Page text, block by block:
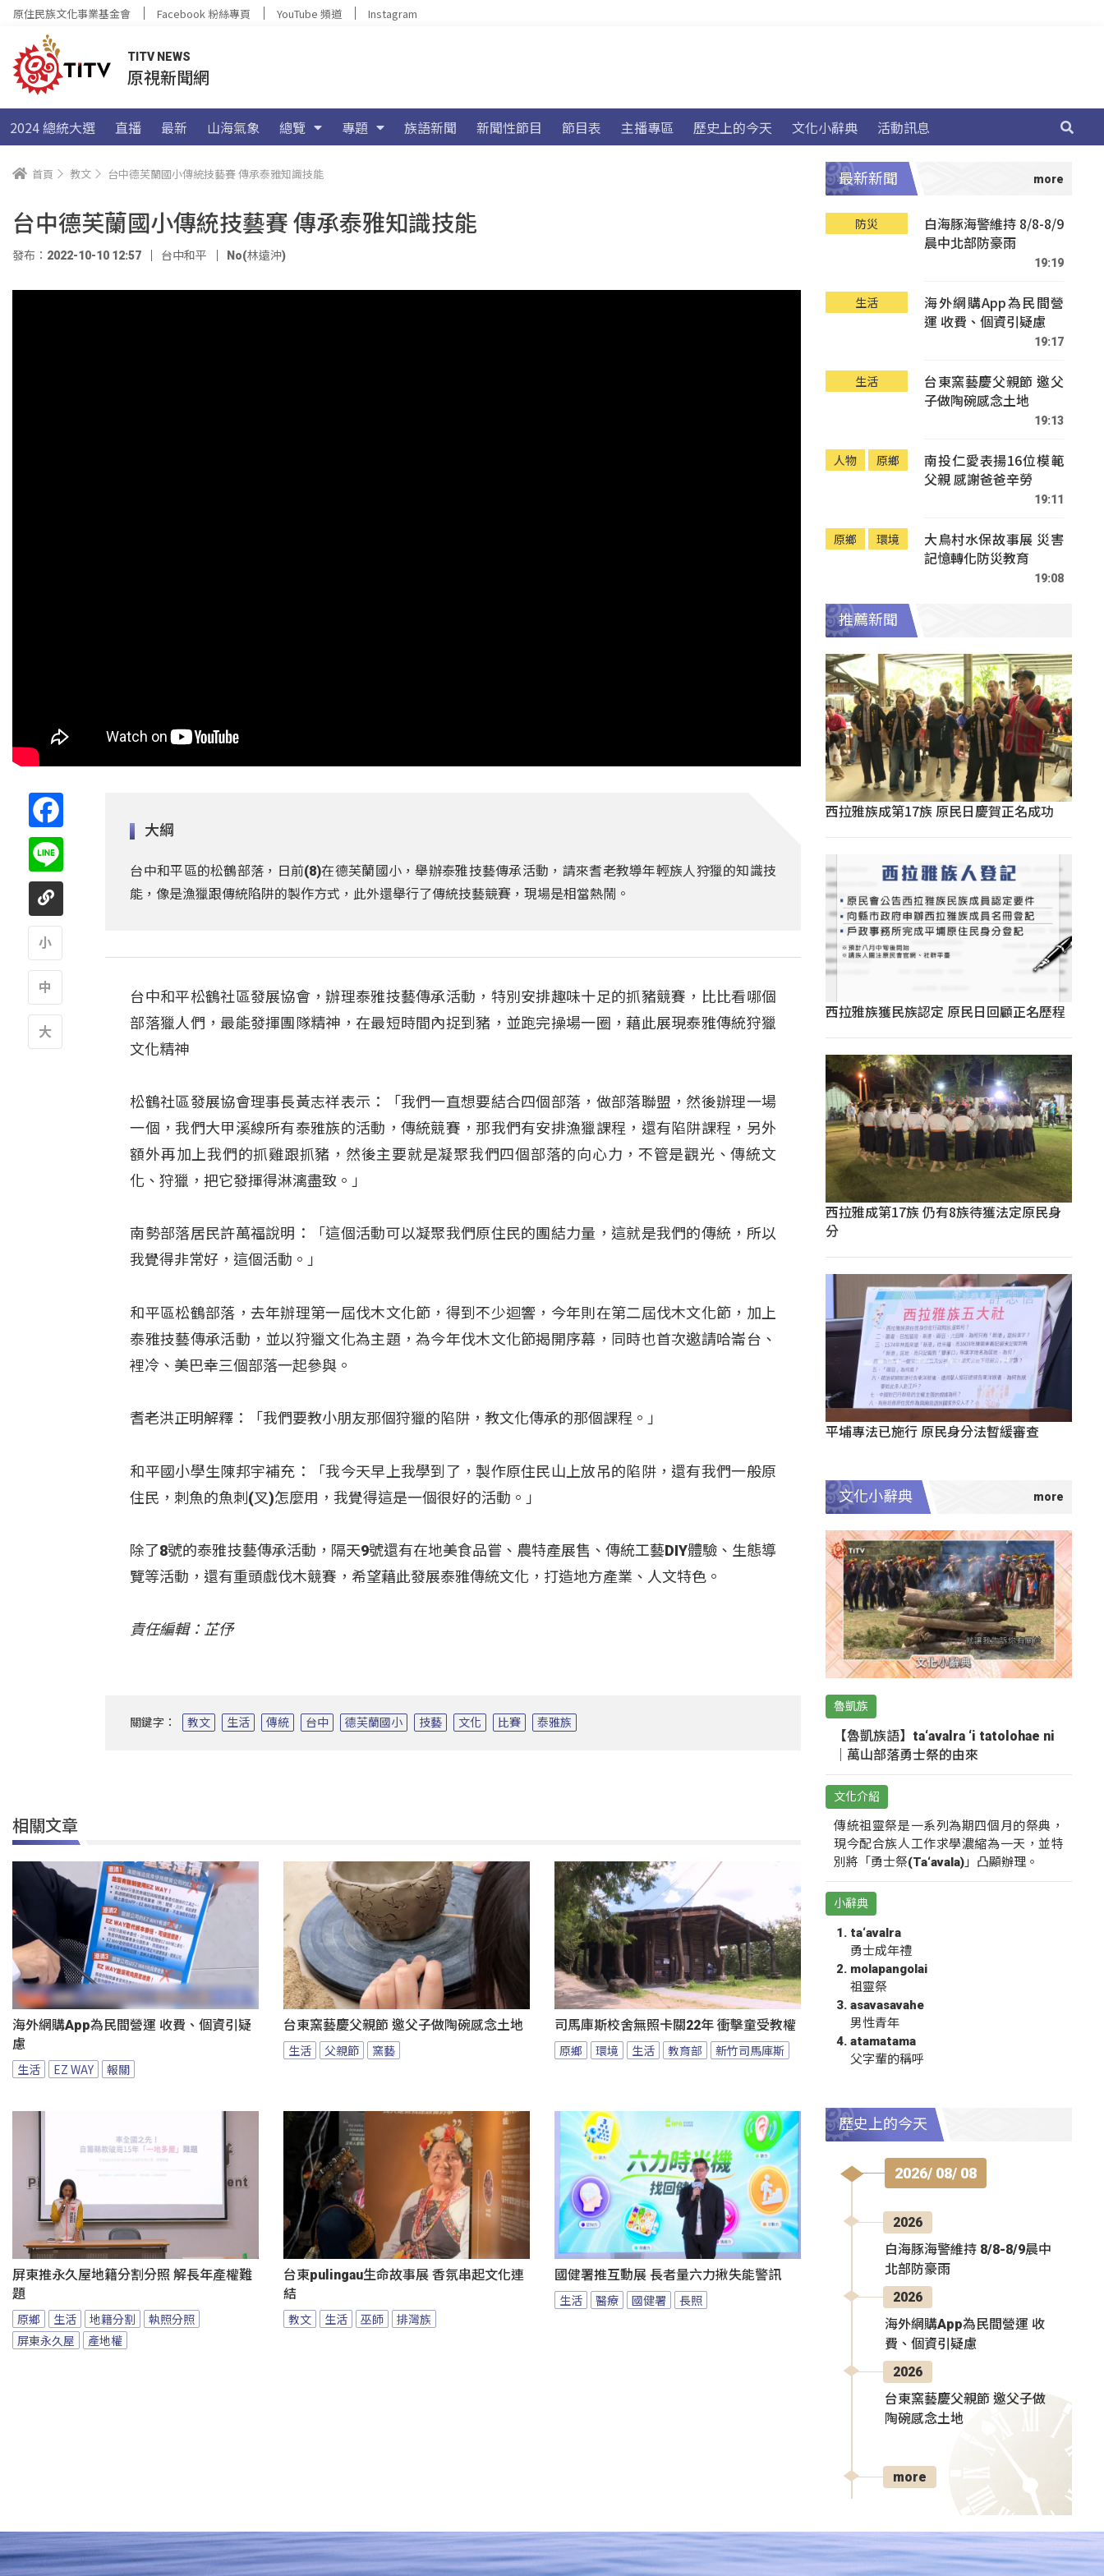
原住民族文化事業基金會 Facebook 粉絲專頁 YouTube 頻道 Instagram
TITV NEWS
原視新聞網
2024 總統大選 直播 最新 山海氣象 總覽 專題 族語新聞 新聞性節目 節目表 主播專區 歷史上的今天 文化小辭典 活動訊息
首頁 教文 台中德芙蘭國小傳統技藝賽 傳承泰雅知識技能
台中德芙蘭國小傳統技藝賽 傳承泰雅知識技能
發布：2022-10-10 12:57 台中和平 No(林遠沖)
大綱
台中和平區的松鶴部落，日前(8)在德芙蘭國小，舉辦泰雅技藝傳承活動，請來耆老教導年輕族人狩獵的知識技
能，像是漁獵跟傳統陷阱的製作方式，此外還舉行了傳統技藝競賽，現場是相當熱鬧。
台中和平松鶴社區發展協會，辦理泰雅技藝傳承活動，特別安排趣味十足的抓豬競賽，比比看哪個
部落獵人們，最能發揮團隊精神，在最短時間內捉到豬，並跑完操場一圈，藉此展現泰雅傳統狩獵
文化精神
松鶴社區發展協會理事長黃志祥表示：「我們一直想要結合四個部落，做部落聯盟，然後辦理一場
一個，我們大甲溪線所有泰雅族的活動，傳統競賽，那我們有安排漁獵課程，還有陷阱課程，另外
額外再加上我們的抓雞跟抓豬，然後主要就是凝聚我們四個部落的向心力，不管是觀光、傳統文
化、狩獵，把它發揮得淋漓盡致。」
南勢部落居民許萬福說明：「這個活動可以凝聚我們原住民的團結力量，這就是我們的傳統，所以
我覺得非常好，這個活動。」
和平區松鶴部落，去年辦理第一屆伐木文化節，得到不少迴響，今年則在第二屆伐木文化節，加上
泰雅技藝傳承活動，並以狩獵文化為主題，為今年伐木文化節揭開序幕，同時也首次邀請哈崙台、
裡冷、美巴幸三個部落一起參與。
耆老洪正明解釋：「我們要教小朋友那個狩獵的陷阱，教文化傳承的那個課程。」
和平國小學生陳邦宇補充：「我今天早上我學到了，製作原住民山上放吊的陷阱，還有我們一般原
住民，刺魚的魚刺(叉)怎麼用，我覺得這是一個很好的活動。」
除了8號的泰雅技藝傳承活動，隔天9號還有在地美食品嘗、農特產展售、傳統工藝DIY體驗、生態導
覽等活動，還有重頭戲伐木競賽，希望藉此發展泰雅傳統文化，打造地方產業、人文特色。
責任編輯：芷伃
關鍵字： 教文 生活 傳統 台中 德芙蘭國小 技藝 文化 比賽 泰雅族
相關文章
海外網購App為民間營運 收費、個資引疑
慮
生活 EZ WAY 報關
台東窯藝慶父親節 邀父子做陶碗感念土地
生活 父親節 窯藝
司馬庫斯校舍無照卡關22年 衝擊童受教權
原鄉 環境 生活 教育部 新竹司馬庫斯
屏東推永久屋地籍分割分照 解長年產權難
題
原鄉 生活 地籍分割
執照分照
屏東永久屋
產地權
台東pulingau生命故事展 香氛串起文化連
結
教文 生活 巫師 排灣族
國健署推互動展 長者量六力揪失能警訊
生活 醫療 國健署 長照
最新新聞
防災
白海豚海警維持 8/8-8/9
晨中北部防豪雨
19:19
生活
海外網購App為民間營
運 收費、個資引疑慮
19:17
生活
台東窯藝慶父親節 邀父
子做陶碗感念土地
19:13
人物 原鄉
南投仁愛表揚16位模範
父親 感謝爸爸辛勞
19:11
原鄉 環境
大鳥村水保故事展 災害
記憶轉化防災教育
19:08
推薦新聞
西拉雅族成第17族 原民日慶賀正名成功
西拉雅族獲民族認定 原民日回顧正名歷程
西拉雅成第17族 仍有8族待獲法定原民身
分
平埔專法已施行 原民身分法暫緩審查
文化小辭典
魯凱族
【魯凱族語】ta‘avalra ‘i tatolohae ni
｜萬山部落勇士祭的由來
文化介紹
傳統祖靈祭是一系列為期四個月的祭典，
現今配合族人工作求學濃縮為一天，並特
別將「勇士祭(Ta‘avala)」凸顯辦理。
小辭典
ta‘avalra
勇士成年禮
molapangolai
祖靈祭
asavasavahe
男性青年
atamatama
父字輩的稱呼
歷史上的今天
2026/ 08/ 08
2026
白海豚海警維持 8/8-8/9晨中
北部防豪雨
2026
海外網購App為民間營運 收
費、個資引疑慮
2026
台東窯藝慶父親節 邀父子做
陶碗感念土地
more